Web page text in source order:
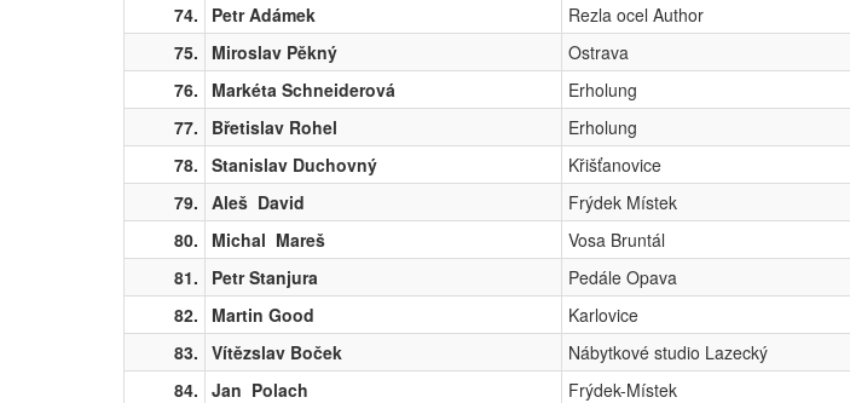
74.
Petr Adámek Rezla ocel Author
75.
Miroslav Pěkný Ostrava
76.
Markéta Schneiderová Erholung
77.
Břetislav Rohel Erholung
78. Stanislav Duchovný Křišťanovice
79. Aleš David Frýdek Místek
80.
Michal Mareš Vosa Bruntál
81.
Petr Stanjura Pedále Opava
82.
Martin Good Karlovice
83. Vítězslav Boček Nábytkové studio Lazecký
84. Jan Polach Frýdek-Místek